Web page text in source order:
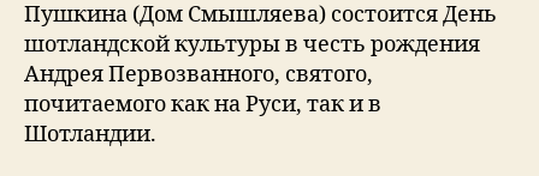
Пушкина (Дом Смышляева) состоится День
шотландской культуры в честь рождения
Андрея Первозванного, святого,
почитаемого как на Руси, так и в
Шотландии.